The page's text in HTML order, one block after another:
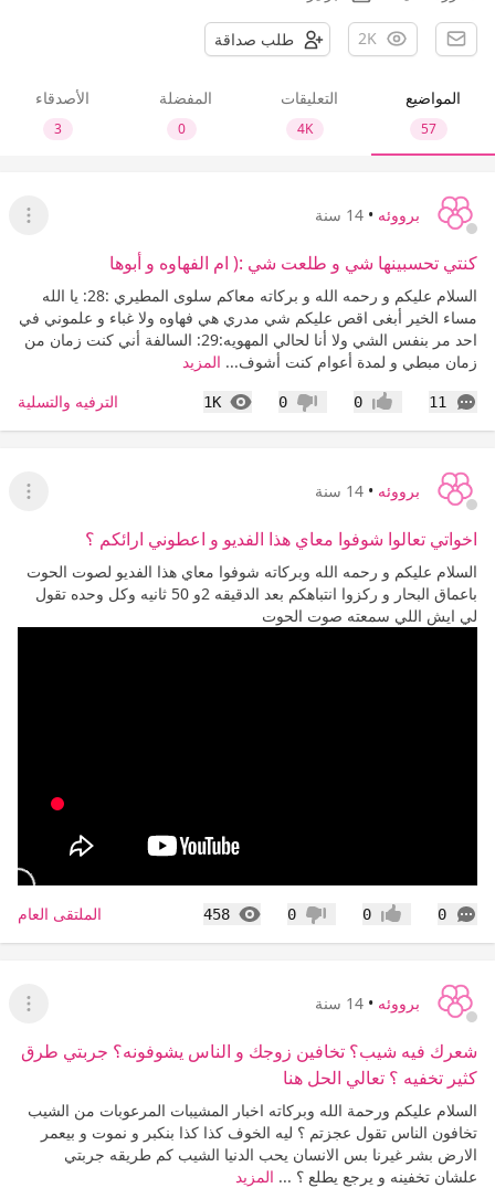
2K طلب صداقة
المواضيع
57
التعليقات
4K
المفضلة
0
الأصدقاء
3
برووئه • 14 سنة
عرض
كنتي تحسبينها شي و طلعت شي :( ام الفهاوه و أبوها
السلام عليكم و رحمه الله و بركاته معاكم سلوى المطيري :28: يا الله
مساء الخير أبغى اقص عليكم شي مدري هي فهاوه ولا غباء و علموني في
احد مر بنفس الشي ولا أنا لحالي المهويه:29: السالفة أني كنت زمان من
زمان مبطي و لمدة أعوام كنت أشوف... المزيد
11
التعليقات إعجاب0 عدم إعجاب
0
1K
المشاهدات الترفيه والتسلية
برووئه • 14 سنة
عرض
اخواتي تعالوا شوفوا معاي هذا الفديو و اعطوني ارائكم ؟
السلام عليكم و رحمه الله وبركاته شوفوا معاي هذا الفديو لصوت الحوت
باعماق البحار و ركزوا انتباهكم بعد الدقيقه 2و 50 ثانيه وكل وحده تقول
لي ايش اللي سمعته صوت الحوت
0
التعليقات إعجاب0 عدم إعجاب
0
458
المشاهدات الملتقى العام
برووئه • 14 سنة
عرض
شعرك فيه شيب؟ تخافين زوجك و الناس يشوفونه؟ جربتي طرق
كثير تخفيه ؟ تعالي الحل هنا
السلام عليكم ورحمة الله وبركاته اخبار المشيبات المرعوبات من الشيب
تخافون الناس تقول عجزتم ؟ ليه الخوف كذا كذا بنكبر و نموت و بيعمر
الارض بشر غيرنا بس الانسان يحب الدنيا الشيب كم طريقه جربتي
علشان تخفينه و يرجع يطلع ؟ ... المزيد